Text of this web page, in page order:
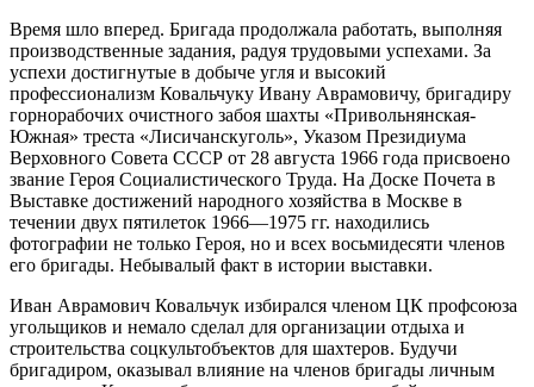
Время шло вперед. Бригада продолжала работать, выполняя
производственные задания, радуя трудовыми успехами. За
успехи достигнутые в добыче угля и высокий
профессионализм Ковальчуку Ивану Аврамовичу, бригадиру
горнорабочих очистного забоя шахты «Привольнянская-
Южная» треста «Лисичанскуголь», Указом Президиума
Верховного Совета СССР от 28 августа 1966 года присвоено
звание Героя Социалистического Труда. На Доске Почета в
Выставке достижений народного хозяйства в Москве в
течении двух пятилеток 1966—1975 гг. находились
фотографии не только Героя, но и всех восьмидесяти членов
его бригады. Небывалый факт в истории выставки.
Иван Аврамович Ковальчук избирался членом ЦК профсоюза
угольщиков и немало сделал для организации отдыха и
строительства соцкультобъектов для шахтеров. Будучи
бригадиром, оказывал влияние на членов бригады личным